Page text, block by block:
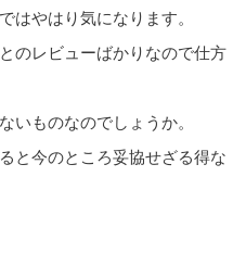
はやはり気になります。
のレビューばかりなので仕方
いものなのでしょうか。
と今のところ妥協せざる得な